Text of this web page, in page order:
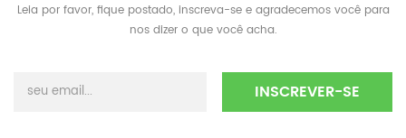
Leia por favor, fique postado, inscreva-se e agradecemos você para
nos dizer o que você acha.